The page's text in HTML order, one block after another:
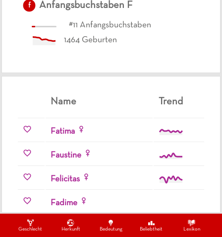
Geschlecht Herkunft Bedeutung Beliebtheit Lexikon
f Anfangsbuchstaben F
#11 Anfangsbuchstaben
1464 Geburten
Name Trend
Fatima
Faustine
Felicitas
Fadime
Farah